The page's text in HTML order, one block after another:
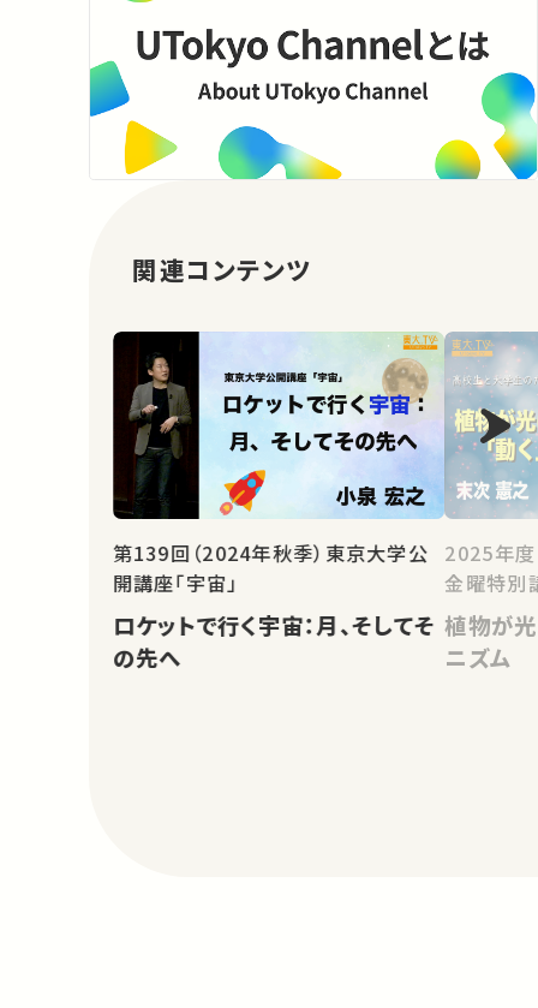
関連コンテンツ
第139回（2024年秋季）東京大学公
開講座「宇宙」
ロケットで行く宇宙：月、そしてそ
の先へ
2025年度
金曜特別
植物が光
ニズム